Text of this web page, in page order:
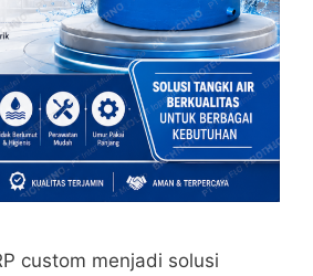
custom menjadi solusi